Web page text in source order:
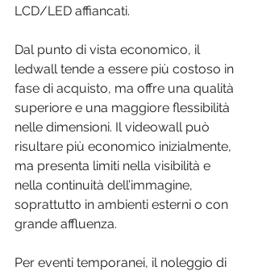
LCD/LED affiancati.
Dal punto di vista economico, il
ledwall tende a essere più costoso in
fase di acquisto, ma offre una qualità
superiore e una maggiore flessibilità
nelle dimensioni. Il videowall può
risultare più economico inizialmente,
ma presenta limiti nella visibilità e
nella continuità dell’immagine,
soprattutto in ambienti esterni o con
grande affluenza.
Per eventi temporanei, il noleggio di